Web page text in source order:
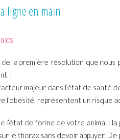
ligne en main
de la première résolution que
!
majeur dans l’état de santé
l’obésité, représentent un
l’état de forme de votre animal :
le thorax sans devoir appuyer.